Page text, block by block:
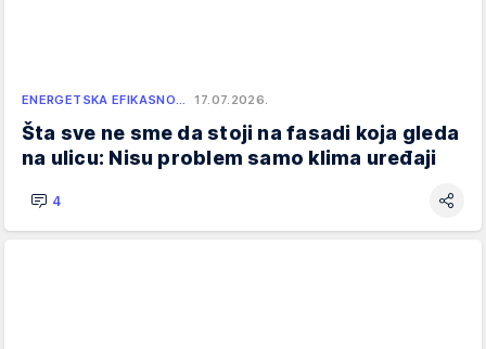
ENERGETSKA EFIKASNO… 17.07.2026.
Šta sve ne sme da stoji na fasadi koja gleda
na ulicu: Nisu problem samo klima uređaji
4